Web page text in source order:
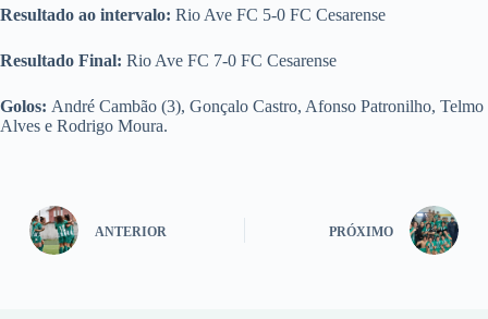
Resultado ao intervalo: Rio Ave FC 5-0 FC Cesarense
Resultado Final: Rio Ave FC 7-0 FC Cesarense
Golos: André Cambão (3), Gonçalo Castro, Afonso Patronilho, Telmo
Alves e Rodrigo Moura.
ANTERIOR PRÓXIMO